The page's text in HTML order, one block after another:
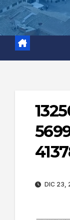
DIC 23,